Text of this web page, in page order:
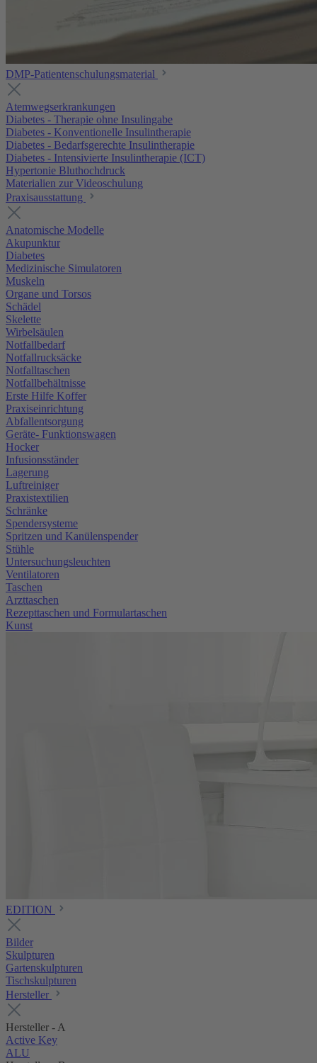
DMP-Patientenschulungsmaterial
Atemwegserkrankungen
Diabetes - Therapie ohne Insulingabe
Diabetes - Konventionelle Insulintherapie
Diabetes - Bedarfsgerechte Insulintherapie
Diabetes - Intensivierte Insulintherapie (ICT)
Hypertonie Bluthochdruck
Materialien zur Videoschulung
Praxisausstattung
Anatomische Modelle
Akupunktur
Diabetes
Medizinische Simulatoren
Muskeln
Organe und Torsos
Schädel
Skelette
Wirbelsäulen
Notfallbedarf
Notfallrucksäcke
Notfalltaschen
Notfallbehältnisse
Erste Hilfe Koffer
Praxiseinrichtung
Abfallentsorgung
Geräte- Funktionswagen
Hocker
Infusionsständer
Lagerung
Luftreiniger
Praxistextilien
Schränke
Spendersysteme
Spritzen und Kanülenspender
Stühle
Untersuchungsleuchten
Ventilatoren
Taschen
Arzttaschen
Rezepttaschen und Formulartaschen
Kunst
EDITION
Bilder
Skulpturen
Gartenskulpturen
Tischskulpturen
Hersteller
Hersteller - A
Active Key
ALU